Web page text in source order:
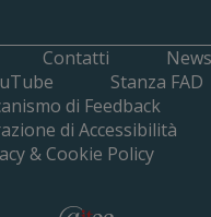
Contatti
Stanza FAD
di Feedback
di Accessibilità
& Cookie Policy